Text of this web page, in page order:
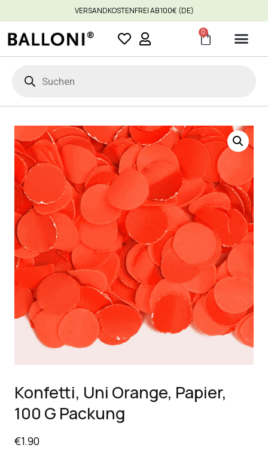
VERSANDKOSTENFREI AB 100€ (DE)
0
Konfetti, Uni Orange, Papier,
100 G Packung
€1.90